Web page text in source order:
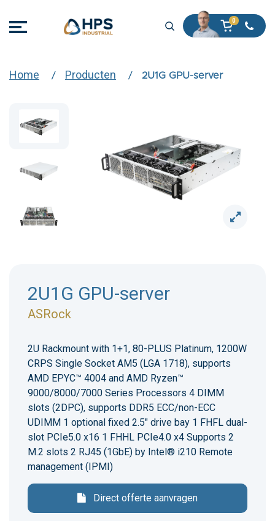
Home Producten 2U1G GPU-server
2U1G GPU-server
ASRock
2U Rackmount with 1+1, 80-PLUS Platinum, 1200W
CRPS Single Socket AM5 (LGA 1718), supports
AMD EPYC™ 4004 and AMD Ryzen™
9000/8000/7000 Series Processors 4 DIMM
slots (2DPC), supports DDR5 ECC/non-ECC
UDIMM 1 optional fixed 2.5" drive bay 1 FHFL dual-
slot PCIe5.0 x16 1 FHHL PCIe4.0 x4 Supports 2
M.2 slots 2 RJ45 (1GbE) by Intel® i210 Remote
management (IPMI)
Direct offerte aanvragen